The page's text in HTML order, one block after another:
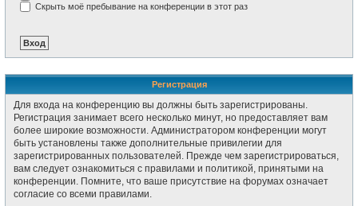
Скрыть моё пребывание на конференции в этот раз
Регистрация
Для входа на конференцию вы должны быть зарегистрированы.
Регистрация занимает всего несколько минут, но предоставляет вам
более широкие возможности. Администратором конференции могут
быть установлены также дополнительные привилегии для
зарегистрированных пользователей. Прежде чем зарегистрироваться,
вам следует ознакомиться с правилами и политикой, принятыми на
конференции. Помните, что ваше присутствие на форумах означает
согласие со всеми правилами.